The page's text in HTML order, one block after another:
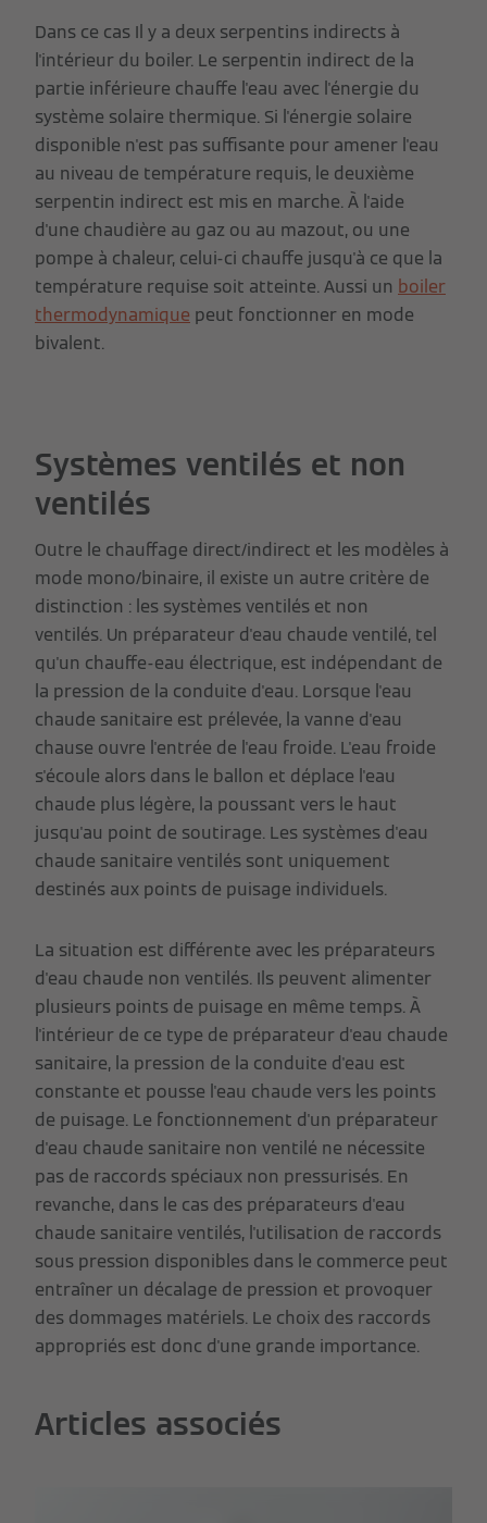
Dans ce cas Il y a deux serpentins indirects à
l'intérieur du boiler. Le serpentin indirect de la
partie inférieure chauffe l'eau avec l'énergie du
système solaire thermique. Si l'énergie solaire
disponible n'est pas suffisante pour amener l'eau
au niveau de température requis, le deuxième
serpentin indirect est mis en marche. À l'aide
d'une chaudière au gaz ou au mazout, ou une
pompe à chaleur, celui-ci chauffe jusqu'à ce que la
température requise soit atteinte. Aussi un boiler
thermodynamique peut fonctionner en mode
bivalent.
Systèmes ventilés et non
ventilés
Outre le chauffage direct/indirect et les modèles à
mode mono/binaire, il existe un autre critère de
distinction : les systèmes ventilés et non
ventilés. Un préparateur d'eau chaude ventilé, tel
qu'un chauffe-eau électrique, est indépendant de
la pression de la conduite d'eau. Lorsque l'eau
chaude sanitaire est prélevée, la vanne d'eau
chause ouvre l'entrée de l'eau froide. L'eau froide
s'écoule alors dans le ballon et déplace l'eau
chaude plus légère, la poussant vers le haut
jusqu'au point de soutirage. Les systèmes d'eau
chaude sanitaire ventilés sont uniquement
destinés aux points de puisage individuels.
La situation est différente avec les préparateurs
d'eau chaude non ventilés. Ils peuvent alimenter
plusieurs points de puisage en même temps. À
l'intérieur de ce type de préparateur d'eau chaude
sanitaire, la pression de la conduite d'eau est
constante et pousse l'eau chaude vers les points
de puisage. Le fonctionnement d'un préparateur
d'eau chaude sanitaire non ventilé ne nécessite
pas de raccords spéciaux non pressurisés. En
revanche, dans le cas des préparateurs d'eau
chaude sanitaire ventilés, l'utilisation de raccords
sous pression disponibles dans le commerce peut
entraîner un décalage de pression et provoquer
des dommages matériels. Le choix des raccords
appropriés est donc d'une grande importance.
Articles associés